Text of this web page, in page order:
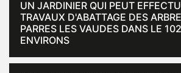
UN JARDINIER QUI PEUT
TRAVAUX D'ABATTAGE DES
PARRES LES VAUDES DANS LE
ENVIRONS